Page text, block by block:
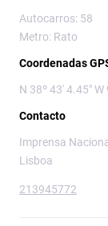
Autocarros: 58
Metro: Rato
Coordenadas
N 38º 43' 4.45" W
Contacto
Imprensa
Lisboa
213945772